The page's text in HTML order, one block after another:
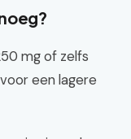
mg of zelfs
een lagere